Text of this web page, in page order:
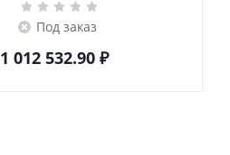
Под заказ
1 012 532.90 ₽